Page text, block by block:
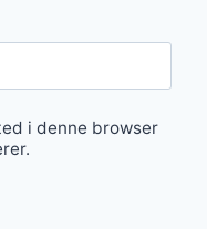
i denne browser